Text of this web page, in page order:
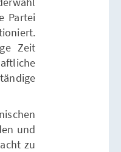
Partei
Zeit
und
zu